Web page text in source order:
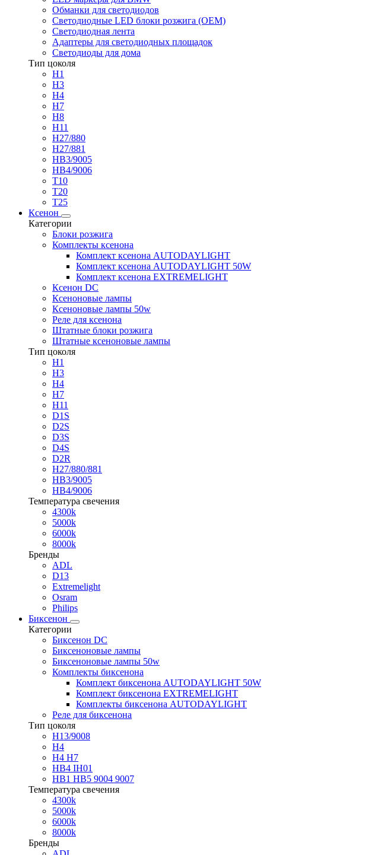
Обманки для светодиодов
Светодиодные LED блоки розжига (OEM)
Светодиодная лента
Адаптеры для светодиодных площадок
Светодиоды для дома
Тип цоколя
H1
H3
H4
H7
H8
H11
H27/880
H27/881
HB3/9005
HB4/9006
T10
T20
T25
Ксенон
Категории
Блоки розжига
Комплекты ксенона
Комплект ксенона AUTODAYLIGHT
Комплект ксенона AUTODAYLIGHT 50W
Комплект ксенона EXTREMELIGHT
Ксенон DC
Ксеноновые лампы
Ксеноновые лампы 50w
Реле для ксенона
Штатные блоки розжига
Штатные ксеноновые лампы
Тип цоколя
H1
H3
H4
H7
H11
D1S
D2S
D3S
D4S
D2R
H27/880/881
HB3/9005
HB4/9006
Температура свечения
4300k
5000k
6000k
8000k
Бренды
ADL
D13
Extremelight
Osram
Philips
Биксенон
Категории
Биксенон DC
Биксеноновые лампы
Биксеноновые лампы 50w
Комплекты биксенона
Комплект биксенона AUTODAYLIGHT 50W
Комплект биксенона EXTREMELIGHT
Комплекты биксенона AUTODAYLIGHT
Реле для биксенона
Тип цоколя
H13/9008
H4
H4 H7
HB4 IH01
HB1 HB5 9004 9007
Температура свечения
4300k
5000k
6000k
8000k
Бренды